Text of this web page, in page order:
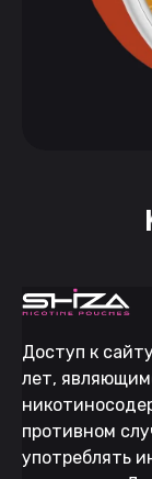
Доступ к
лет,
противном
употреблять